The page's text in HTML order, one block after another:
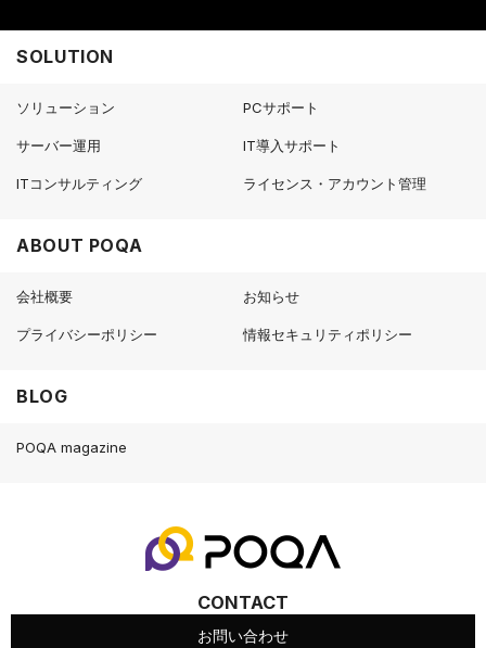
SOLUTION
ソリューション PCサポート
サーバー運用 IT導入サポート
ITコンサルティング ライセンス・アカウント管理
ABOUT POQA
会社概要 お知らせ
プライバシーポリシー 情報セキュリティポリシー
BLOG
POQA magazine
CONTACT
お問い合わせ